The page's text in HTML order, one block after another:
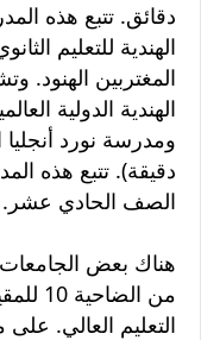
دقائق. تتبع هذه
المغتربين الهنود.
دقيقة). تتبع هذه
الصف الحادي عشر.
هناك بعض الجامعات
من